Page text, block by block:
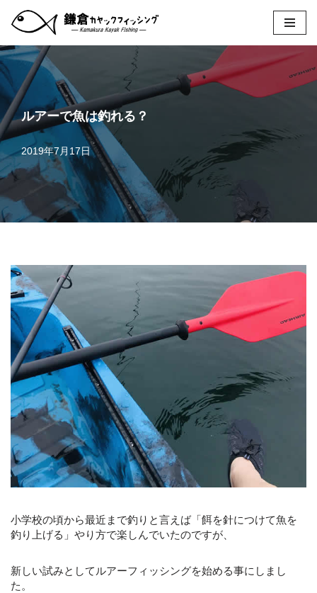
ン
ツ
へ
ス
キ
ッ
プ
ルアーで魚は釣れる？
2019年7月17日
小学校の頃から最近まで釣りと言えば「餌を針につけて魚を
釣り上げる」やり方で楽しんでいたのですが、
新しい試みとしてルアーフィッシングを始める事にしまし
た。